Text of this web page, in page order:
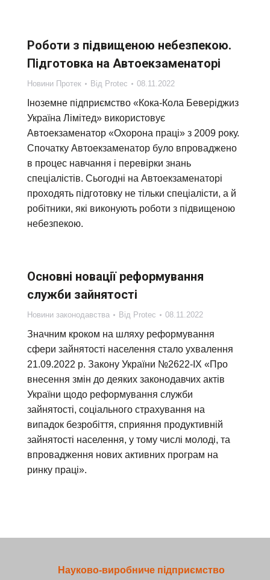
Роботи з підвищеною небезпекою.
Підготовка на Автоекзаменаторі
Новини Протек Від Protec 08.11.2022
Іноземне підприємство «Кока-Кола Беверіджиз
Україна Лімітед» використовує
Автоекзаменатор «Охорона праці» з 2009 року.
Спочатку Автоекзаменатор було впроваджено
в процес навчання і перевірки знань
спеціалістів. Сьогодні на Автоекзаменаторі
проходять підготовку не тільки спеціалісти, а й
робітники, які виконують роботи з підвищеною
небезпекою.
Основні новації реформування
служби зайнятості
Новини законодавства Від Protec 08.11.2022
Значним кроком на шляху реформування
сфери зайнятості населення стало ухвалення
21.09.2022 р. Закону України №2622-IX «Про
внесення змін до деяких законодавчих актів
України щодо реформування служби
зайнятості, соціального страхування на
випадок безробіття, сприяння продуктивній
зайнятості населення, у тому числі молоді, та
впровадження нових активних програм на
ринку праці».
Науково-виробниче підприємство